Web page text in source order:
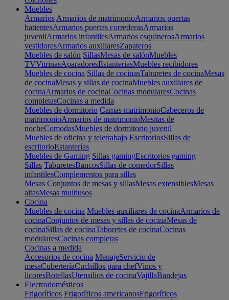
Muebles
Armarios Armarios de matrimonioArmarios puertas
batientesArmarios puertas correderasArmarios
juvenilArmarios infantilesArmarios esquinerosArmarios
vestidoresArmarios auxiliaresZapateros
Muebles de salón SillasMesas de salónMuebles
TVVitrinasAparadoresEstanteriasMuebles recibidores
Muebles de cocina Sillas de cocinasTaburetes de cocinaMesas
de cocinaMesas y sillas de cocinaMuebles auxiliares de
cocinaArmarios de cocinaCocinas modularesCocinas
completasCocinas a medida
Muebles de dormitorio Camas matrimonioCabeceros de
matrimonioArmarios de matrimonioMesitas de
nocheComodasMuebles de dormitorio juvenil
Muebles de oficina y teletrabajo EscritoriosSillas de
escritorioEstanterías
Muebles de Gaming Sillas gamingEscritorios gaming
Sillas TaburetesBancosSillas de comedorSillas
infantilesComplementos para sillas
Mesas Conjuntos de mesas y sillasMesas extensiblesMesas
altasMesas multiusos
Cocina
Muebles de cocina Muebles auxiliares de cocinaArmarios de
cocinaConjuntos de mesas y sillas de cocinaMesas de
cocinaSillas de cocinaTaburetes de cocinaCocinas
modularesCocinas completas
Cocinas a medida
Accesorios de cocina MenajeServicio de
mesaCuberteríaCuchillos para chefVinos y
licoresBotellasUtensilios de cocinaVajillaBandejas
Electrodomésticos
Frigoríficos Frigoríficos americanosFrigoríficos